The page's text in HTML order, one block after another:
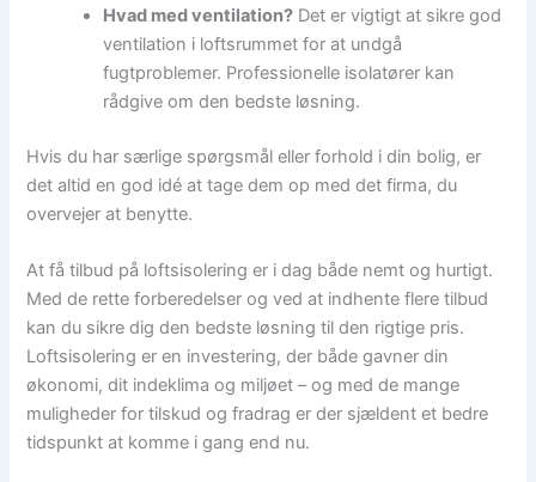
Hvad med ventilation? Det er vigtigt at sikre god
ventilation i loftsrummet for at undgå
fugtproblemer. Professionelle isolatører kan
rådgive om den bedste løsning.
Hvis du har særlige spørgsmål eller forhold i din bolig, er
det altid en god idé at tage dem op med det firma, du
overvejer at benytte.
At få tilbud på loftsisolering er i dag både nemt og hurtigt.
Med de rette forberedelser og ved at indhente flere tilbud
kan du sikre dig den bedste løsning til den rigtige pris.
Loftsisolering er en investering, der både gavner din
økonomi, dit indeklima og miljøet – og med de mange
muligheder for tilskud og fradrag er der sjældent et bedre
tidspunkt at komme i gang end nu.